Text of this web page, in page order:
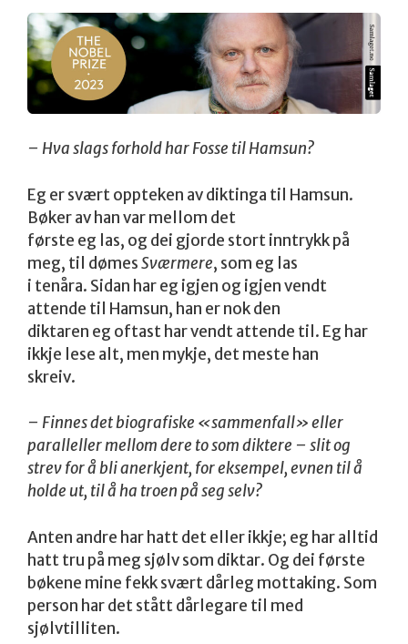
– Hva slags forhold har Fosse til Hamsun?
Eg er svært oppteken av diktinga til Hamsun.
Bøker av han var mellom det
første eg las, og dei gjorde stort inntrykk på
meg, til dømesSværmere, som eg las
i tenåra. Sidan har eg igjen og igjen vendt
attende til Hamsun, han er nok den
diktaren eg oftast har vendt attende til. Eg har
ikkje lese alt, men mykje, det meste han
skreiv.
– Finnes det biografiske «sammenfall» eller
paralleller mellom dere to som diktere – slit og
strev for å bli anerkjent, for eksempel, evnen til å
holde ut, til å ha troen på seg selv?
Anten andre har hatt det eller ikkje; eg har alltid
hatt tru på meg sjølv som diktar. Og dei første
bøkene mine fekk svært dårleg mottaking. Som
person har det stått dårlegare til med
sjølvtilliten.